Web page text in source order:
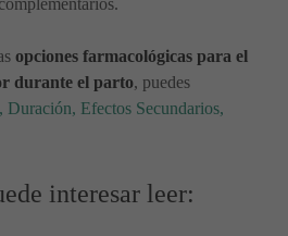
opciones farmacológicas para el
durante el parto, puedes
Duración, Efectos Secundarios,
interesar leer: